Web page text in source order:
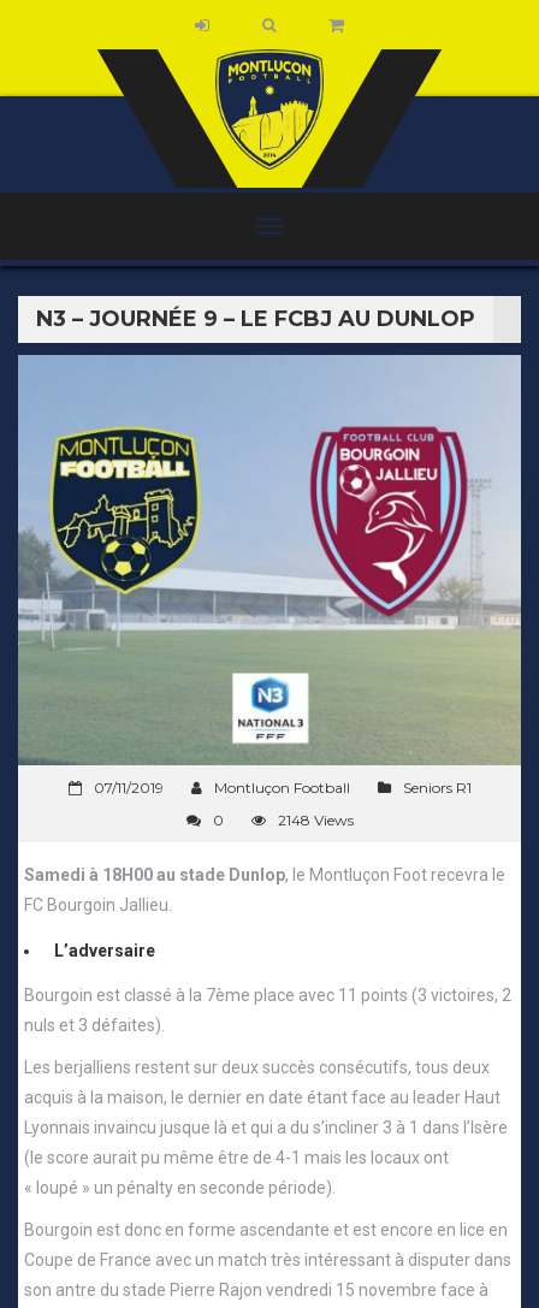
N3 – JOURNÉE 9 – LE FCBJ AU DUNLOP
07/11/2019 Montluçon Football
Seniors R1
0
2148 Views
Samedi à 18H00 au stade Dunlop, le Montluçon Foot recevra le
FC Bourgoin Jallieu.
L’adversaire
Bourgoin est classé à la 7ème place avec 11 points (3 victoires, 2
nuls et 3 défaites).
Les berjalliens restent sur deux succès consécutifs, tous deux
acquis à la maison, le dernier en date étant face au leader Haut
Lyonnais invaincu jusque là et qui a du s’incliner 3 à 1 dans l’Isère
(le score aurait pu même être de 4-1 mais les locaux ont
« loupé » un pénalty en seconde période).
Bourgoin est donc en forme ascendante et est encore en lice en
Coupe de France avec un match très intéressant à disputer dans
son antre du stade Pierre Rajon vendredi 15 novembre face à